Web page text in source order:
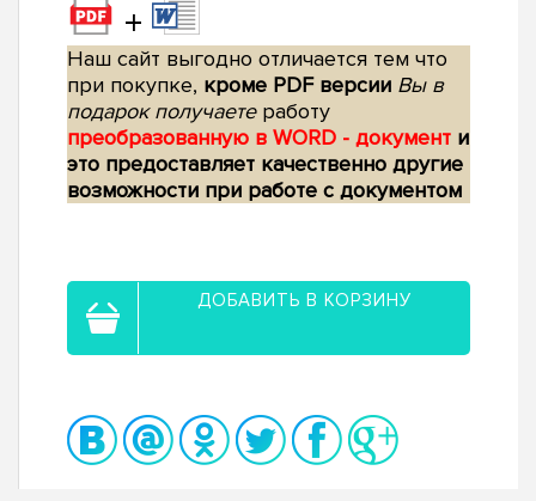
+
Наш сайт выгодно отличается тем что
при покупке, кроме PDF версии Вы в
подарок получаетеработу
преобразованную в WORD - документ и
это предоставляет качественно другие
возможности при работе с документом
ДОБАВИТЬ В КОРЗИНУ